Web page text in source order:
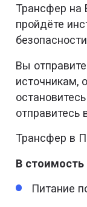
Трансфер на
пройдёте
Вы
источникам,
отправитесь
Трансфер в
В
Питание